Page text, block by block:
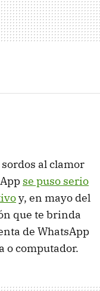
al clamor
se puso serio
y, en mayo del
que te brinda
de WhatsApp
o computador.